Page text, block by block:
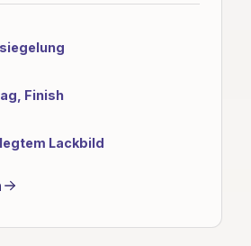
Finish
Lackbild